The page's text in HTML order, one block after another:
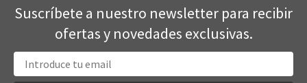
Suscríbete a nuestro newsletter para recibir
ofertas y novedades exclusivas.